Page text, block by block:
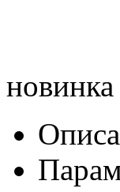
новинка